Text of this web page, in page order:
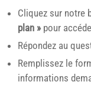
Cliquez sur notre
plan »pour
Répondez au
Remplissez le
informations